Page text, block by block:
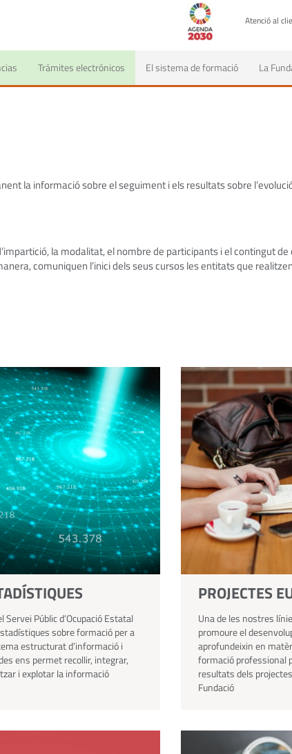
Atenció al
Trámites electrónicos El sistema de formació La
la informació sobre el seguiment i els resultats sobre
la modalitat, el nombre de participants i el contingut
comuniquen l’inici dels seus cursos les entitats que
Servei Públic d’Ocupació Estatal
sobre formació per a
estructurat d’informació i
ens permet recollir, integrar,
i explotar la informació
<
PROJECTES
Una de les nostres
promoure el
aprofundeixin en
formació professional
resultats dels
Fundació